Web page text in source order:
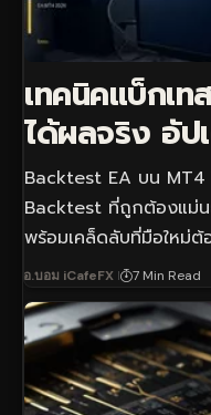
เทคนิคแบ็กเ
ได้ผลจริง อั
Backtest EA บน MT4
Backtest ที่ถูกต้องแม่น
พร้อมเคล็ดลับที่มือใหม่ต้
อ.บอม iCafeFX 7 Min Read